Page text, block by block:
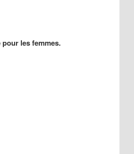
les femmes.